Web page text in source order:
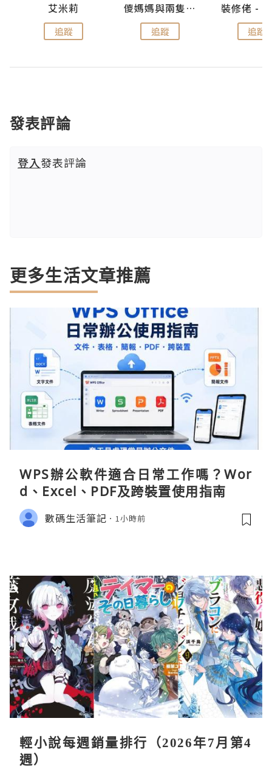
艾米莉
追蹤
儍媽媽與兩隻小魔怪之家
追蹤 追蹤
發表評論
登入發表評論
更多生活文章推薦
WPS辦公軟件適合日常工作嗎？Wor
d、Excel、PDF及跨裝置使用指南
數碼生活筆記 1小時前
輕小說每週銷量排行（2026年7月第4
週）